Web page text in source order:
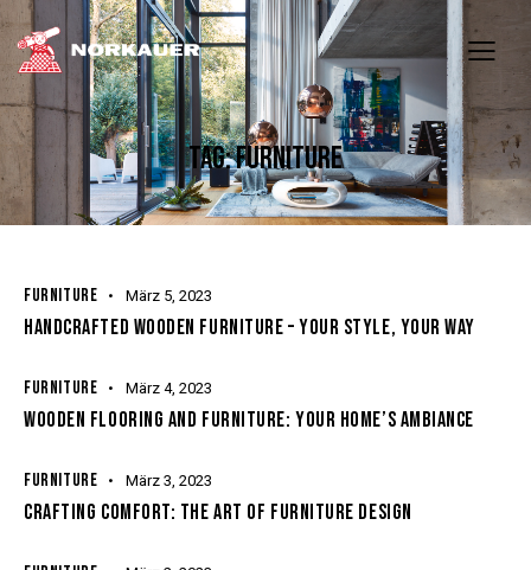
TAG: FURNITURE
FURNITURE März 5, 2023
HANDCRAFTED WOODEN FURNITURE – YOUR STYLE, YOUR WAY
FURNITURE März 4, 2023
WOODEN FLOORING AND FURNITURE: YOUR HOME’S AMBIANCE
FURNITURE März 3, 2023
CRAFTING COMFORT: THE ART OF FURNITURE DESIGN